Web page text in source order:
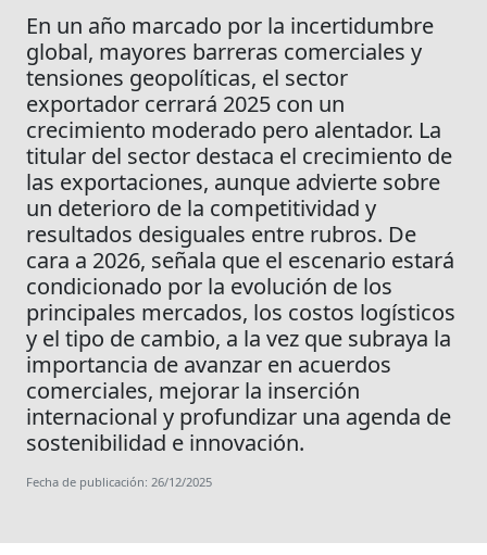
En un año marcado por la incertidumbre
global, mayores barreras comerciales y
tensiones geopolíticas, el sector
exportador cerrará 2025 con un
crecimiento moderado pero alentador. La
titular del sector destaca el crecimiento de
las exportaciones, aunque advierte sobre
un deterioro de la competitividad y
resultados desiguales entre rubros. De
cara a 2026, señala que el escenario estará
condicionado por la evolución de los
principales mercados, los costos logísticos
y el tipo de cambio, a la vez que subraya la
importancia de avanzar en acuerdos
comerciales, mejorar la inserción
internacional y profundizar una agenda de
sostenibilidad e innovación.
Fecha de publicación: 26/12/2025